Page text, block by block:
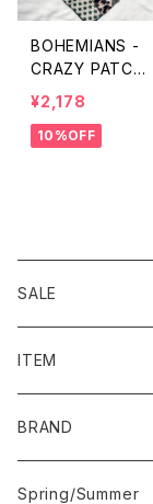
BOHEMIANS -
CRAZY PATCH
柄 バンダナ
¥2,178
10%OFF
SALE
ITEM
トップス
Tシャツ／カットソー
アウター
BRAND
快晴堂
Spring/Summer